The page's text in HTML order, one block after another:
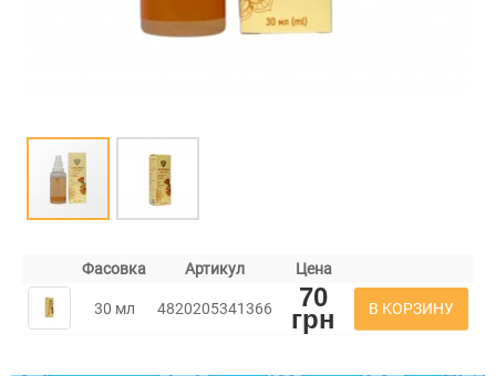
Фасовка Артикул Цена
30 мл 4820205341366 70
грн В КОРЗИНУ